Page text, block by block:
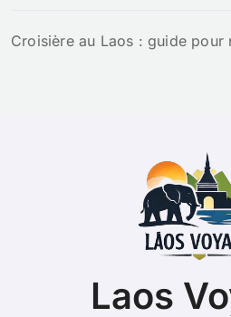
Croisière au Laos : guide pour
Laos